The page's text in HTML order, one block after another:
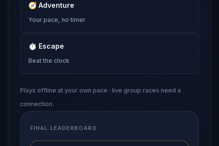
🧭 Adventure
Your pace, no timer
⏱ Escape
Beat the clock
Plays offline at your own pace · live group races need a
connection.
FINAL LEADERBOARD